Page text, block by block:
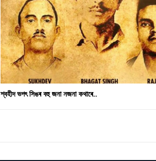
শ্বহীদ ভগৎ সিঙৰ বহু জনা নজনা কথাৰে..